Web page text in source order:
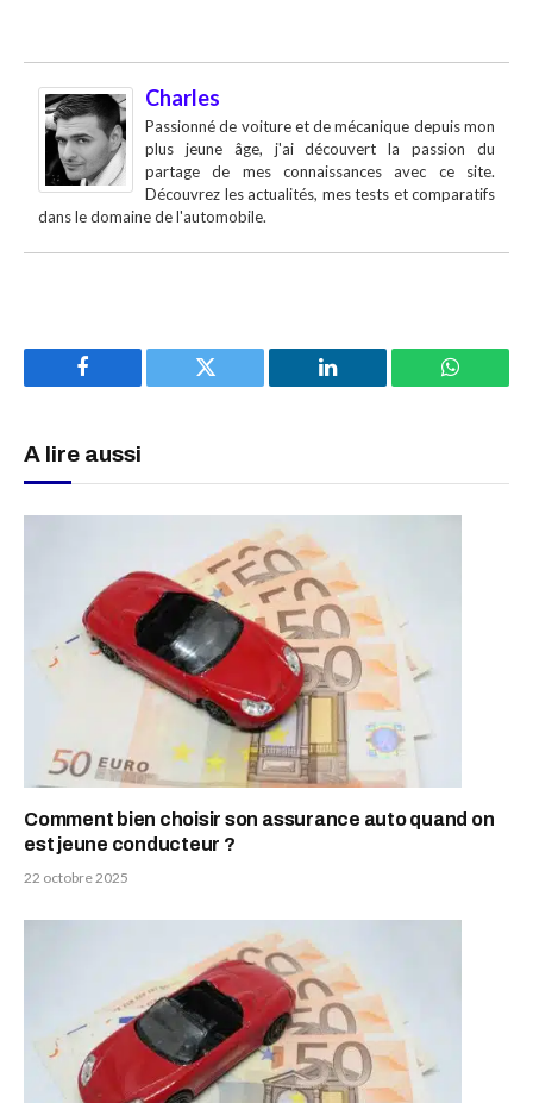
Charles
Passionné de voiture et de mécanique depuis mon
plus jeune âge, j'ai découvert la passion du
partage de mes connaissances avec ce site.
Découvrez les actualités, mes tests et comparatifs
dans le domaine de l'automobile.
Facebook Twitter LinkedIn
A lire aussi
Comment bien choisir son assurance auto quand on
est jeune conducteur ?
22 octobre 2025